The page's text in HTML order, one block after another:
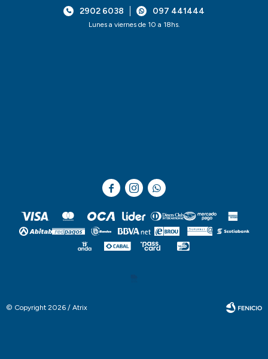
2902 6038
097 441444
Lunes a viernes de 10 a 18hs.
  
© Copyright 2026 / Atrix